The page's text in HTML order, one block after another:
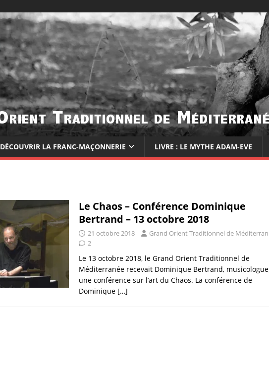
DÉCOUVRIR LA FRANC-MAÇONNERIE LIVRE : LE MYTHE ADAM-EVE
Le Chaos – Conférence Dominique
Bertrand – 13 octobre 2018
21 octobre 2018
Grand Orient Traditionnel de
2
Le 13 octobre 2018, le Grand Orient Traditionnel de
Méditerranée recevait Dominique Bertrand,
une conférence sur l’art du Chaos. La conférence de
Dominique […]